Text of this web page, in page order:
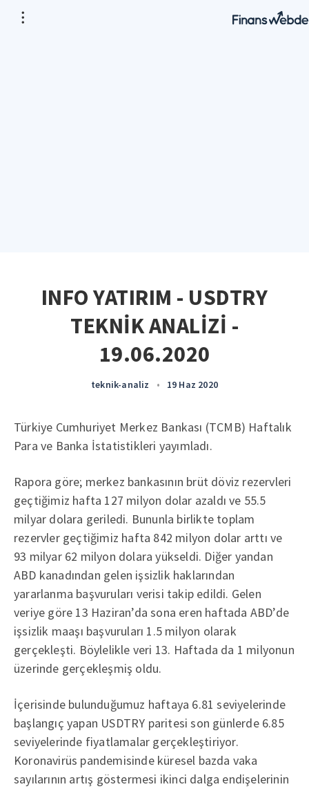
INFO YATIRIM - USDTRY
TEKNİK ANALİZİ -
19.06.2020
teknik-analiz • 19 Haz 2020
Türkiye Cumhuriyet Merkez Bankası (TCMB) Haftalık
Para ve Banka İstatistikleri yayımladı.
Rapora göre; merkez bankasının brüt döviz rezervleri
geçtiğimiz hafta 127 milyon dolar azaldı ve 55.5
milyar dolara geriledi. Bununla birlikte toplam
rezervler geçtiğimiz hafta 842 milyon dolar arttı ve
93 milyar 62 milyon dolara yükseldi. Diğer yandan
ABD kanadından gelen işsizlik haklarından
yararlanma başvuruları verisi takip edildi. Gelen
veriye göre 13 Haziran’da sona eren haftada ABD’de
işsizlik maaşı başvuruları 1.5 milyon olarak
gerçekleşti. Böylelikle veri 13. Haftada da 1 milyonun
üzerinde gerçekleşmiş oldu.
İçerisinde bulunduğumuz haftaya 6.81 seviyelerinde
başlangıç yapan USDTRY paritesi son günlerde 6.85
seviyelerinde fiyatlamalar gerçekleştiriyor.
Koronavirüs pandemisinde küresel bazda vaka
sayılarının artış göstermesi ikinci dalga endişelerinin